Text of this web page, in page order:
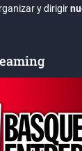
y dirigir